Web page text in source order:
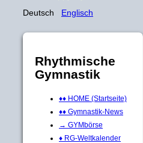
Deutsch Englisch
Rhythmische
Gymnastik
♦♦ HOME (Startseite)
♦♦ Gymnastik-News
→ GYMbörse
♦ RG-Weltkalender